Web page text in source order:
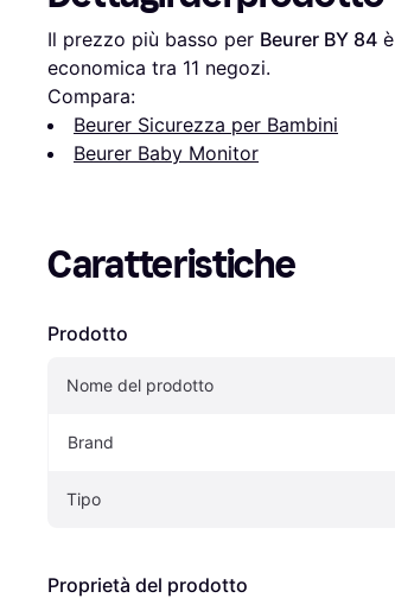
Il prezzo più basso per Beurer BY 84 è
economica tra 11 negozi.
Compara:
Beurer Sicurezza per Bambini
Beurer Baby Monitor
Caratteristiche
Prodotto
Nome del prodotto
Brand
Tipo
Proprietà del prodotto